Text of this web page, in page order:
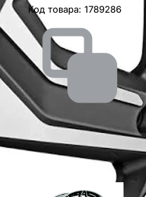
Код товара: 1789286